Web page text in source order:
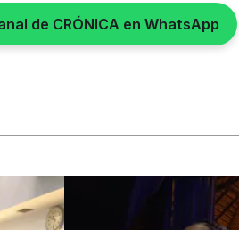
de CRÓNICA en WhatsApp